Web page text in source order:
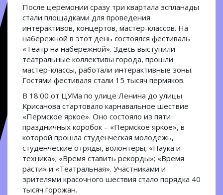
После церемонии сразу три квартала эспланады
стали площадками для проведения
интерактивов, концертов, мастер-классов. На
набережной в этот день состоялся фестиваль
«Театр на набережной». Здесь выступили
театральные коллективы города, прошли
мастер-классы, работали интерактивные зоны.
Гостями фестиваля стали 15 тысяч пермяков.
В 18:00 от ЦУМа по улице Ленина до улицы
Крисанова стартовало карнавальное шествие
«Пермское яркое». Оно состояло из пяти
праздничных коробок – «Пермское яркое», в
которой прошла студенческая молодежь,
студенческие отряды, волонтеры; «Наука и
техника»; «Время ставить рекорды»; «Время
расти» и «Театральная». Участниками и
зрителями красочного шествия стало порядка 40
тысяч горожан.